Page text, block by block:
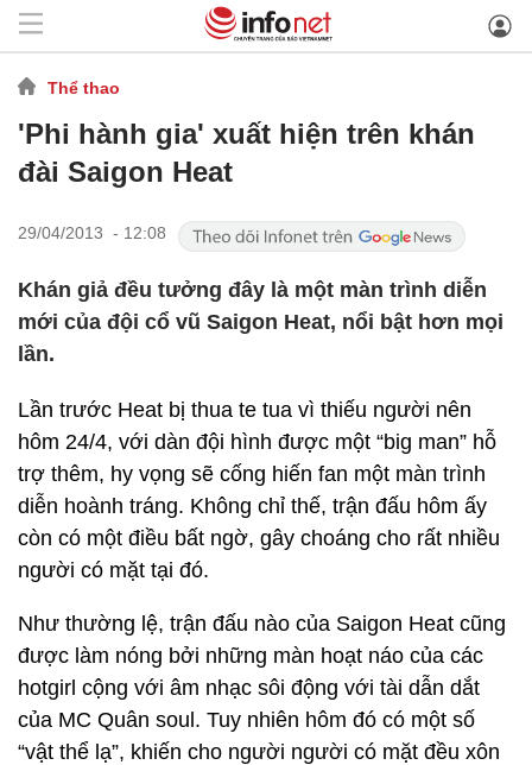
Thể thao
'Phi hành gia' xuất hiện trên khán
đài Saigon Heat
29/04/2013 - 12:08
Khán giả đều tưởng đây là một màn trình diễn
mới của đội cổ vũ Saigon Heat, nổi bật hơn mọi
lần.
Lần trước Heat bị thua te tua vì thiếu người nên
hôm 24/4, với dàn đội hình được một “big man” hỗ
trợ thêm, hy vọng sẽ cống hiến fan một màn trình
diễn hoành tráng. Không chỉ thế, trận đấu hôm ấy
còn có một điều bất ngờ, gây choáng cho rất nhiều
người có mặt tại đó.
Như thường lệ, trận đấu nào của Saigon Heat cũng
được làm nóng bởi những màn hoạt náo của các
hotgirl cộng với âm nhạc sôi động với tài dẫn dắt
của MC Quân soul. Tuy nhiên hôm đó có một số
“vật thể lạ”, khiến cho người người có mặt đều xôn